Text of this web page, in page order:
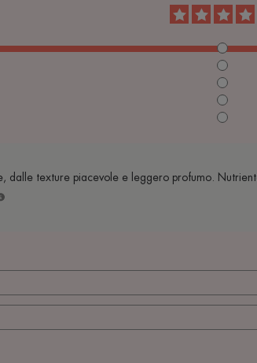
dalle texture piacevole e leggero profumo.